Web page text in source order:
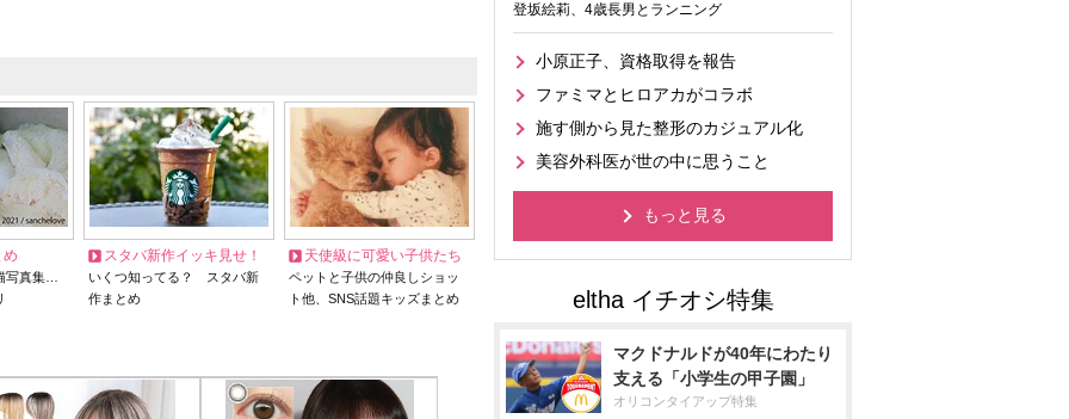
め
写真集…
スタバ新作イッキ見せ！
いくつ知ってる？ スタバ新
作まとめ
天使級に可愛い子供たち
ペットと子供の仲良しショッ
ト他、SNS話題キッズまとめ
登坂絵莉、4歳長男とランニング
小原正子、資格取得を報告
ファミマとヒロアカがコラボ
施す側から見た整形のカジュアル化
美容外科医が世の中に思うこと
もっと見る
マクドナルドが40年にわたり
支える「小学生の甲子園」
オリコンタイアップ特集